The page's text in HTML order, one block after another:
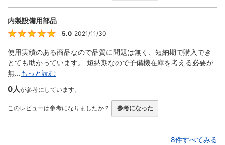
内製設備用部品
5.0 2021/11/30
使用実績のある商品なので品質に問題は無く、短納期で購入でき
とても助かっています。 短納期なので予備機在庫を考える必要が
無...もっと読む
0人が参考にしています。
このレビューは参考になりましたか？ 参考になった
8件すべてみる